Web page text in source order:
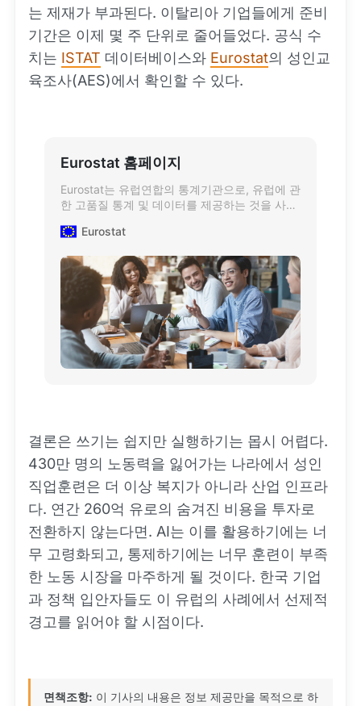
는 제재가 부과된다. 이탈리아 기업들에게 준비
기간은 이제 몇 주 단위로 줄어들었다. 공식 수
치는 ISTAT 데이터베이스와 Eurostat의 성인교
육조사(AES)에서 확인할 수 있다.
Eurostat 홈페이지
Eurostat는 유럽연합의 통계기관으로, 유럽에 관
한 고품질 통계 및 데이터를 제공하는 것을 사명
Eurostat
결론은 쓰기는 쉽지만 실행하기는 몹시 어렵다.
430만 명의 노동력을 잃어가는 나라에서 성인
직업훈련은 더 이상 복지가 아니라 산업 인프라
다. 연간 260억 유로의 숨겨진 비용을 투자로
전환하지 않는다면. AI는 이를 활용하기에는 너
무 고령화되고, 통제하기에는 너무 훈련이 부족
한 노동 시장을 마주하게 될 것이다. 한국 기업
과 정책 입안자들도 이 유럽의 사례에서 선제적
경고를 읽어야 할 시점이다.
면책조항: 이 기사의 내용은 정보 제공만을 목적으로 하